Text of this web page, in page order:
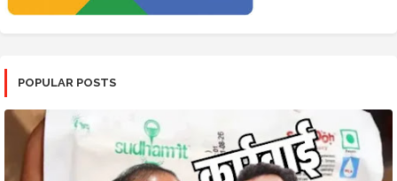
POPULAR POSTS